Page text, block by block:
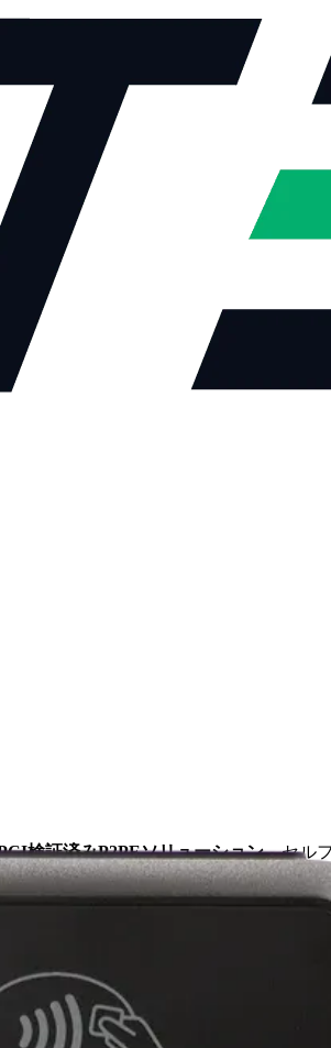
検証済みP2PEソリューション。セル